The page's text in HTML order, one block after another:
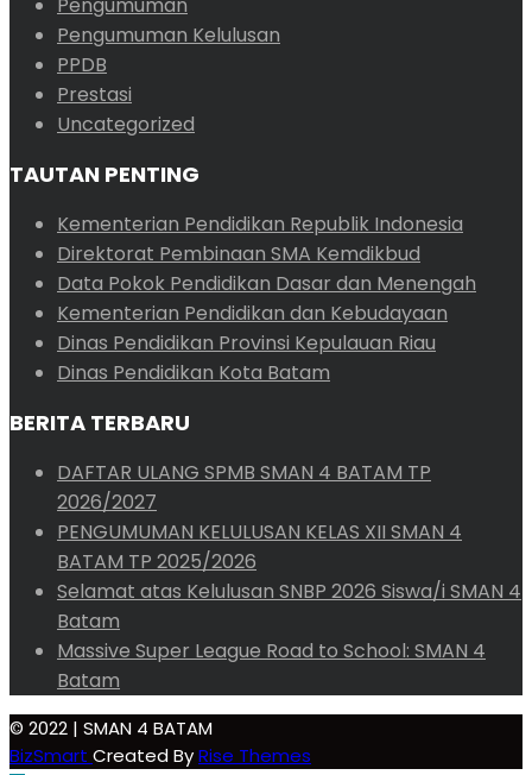
Pengumuman Kelulusan
PPDB
Prestasi
Uncategorized
TAUTAN PENTING
Kementerian Pendidikan Republik Indonesia
Direktorat Pembinaan SMA Kemdikbud
Data Pokok Pendidikan Dasar dan Menengah
Kementerian Pendidikan dan Kebudayaan
Dinas Pendidikan Provinsi Kepulauan Riau
Dinas Pendidikan Kota Batam
BERITA TERBARU
DAFTAR ULANG SPMB SMAN 4 BATAM TP
2026/2027
PENGUMUMAN KELULUSAN KELAS XII SMAN 4
BATAM TP 2025/2026
Selamat atas Kelulusan SNBP 2026 Siswa/i SMAN 4
Batam
Massive Super League Road to School: SMAN 4
Batam
© 2022 | SMAN 4 BATAM
BizSmart Created ByRise Themes